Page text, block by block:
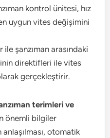
kontrol ünitesi, hız
uygun vites değişimini
ile şanzıman arasındaki
direktifleri ile vites
gerçekleştirir.
terimleri ve
önemli bilgiler
otomatik